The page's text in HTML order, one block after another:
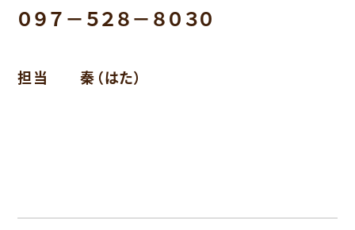
０９７－５２８－８０３０
担当 秦（はた）